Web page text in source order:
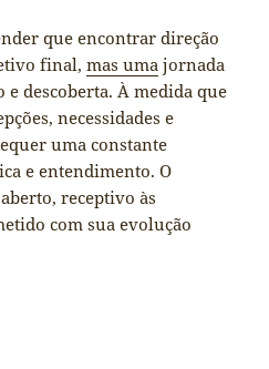
que encontrar direção
final,mas uma jornada
descoberta. À medida que
necessidades e
uma constante
e entendimento. O
receptivo às
com sua evolução